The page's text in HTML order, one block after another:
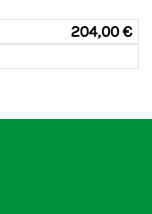
204,00 €